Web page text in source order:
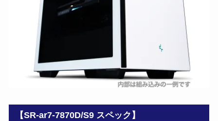
【SR-ar7-7870D/S9 スペック】